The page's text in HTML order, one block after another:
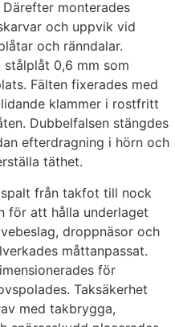
monterades
och uppvik vid
och ränndalar.
stålplåt 0,6 mm som
Fälten fixerades med
klammer i rostfritt
Dubbelfalsen stängdes
efterdragning i hörn och
täthet.
från takfot till nock
för att hålla underlaget
droppnäsor och
måttanpassat.
för
Taksäkerhet
med takbrygga,